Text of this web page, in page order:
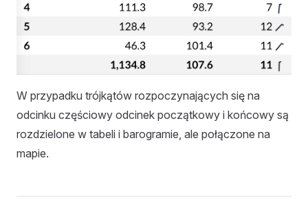
W przypadku trójkątów rozpoczynających się na
odcinku częściowy odcinek początkowy i końcowy są
rozdzielone w tabeli i barogramie, ale połączone na
mapie.